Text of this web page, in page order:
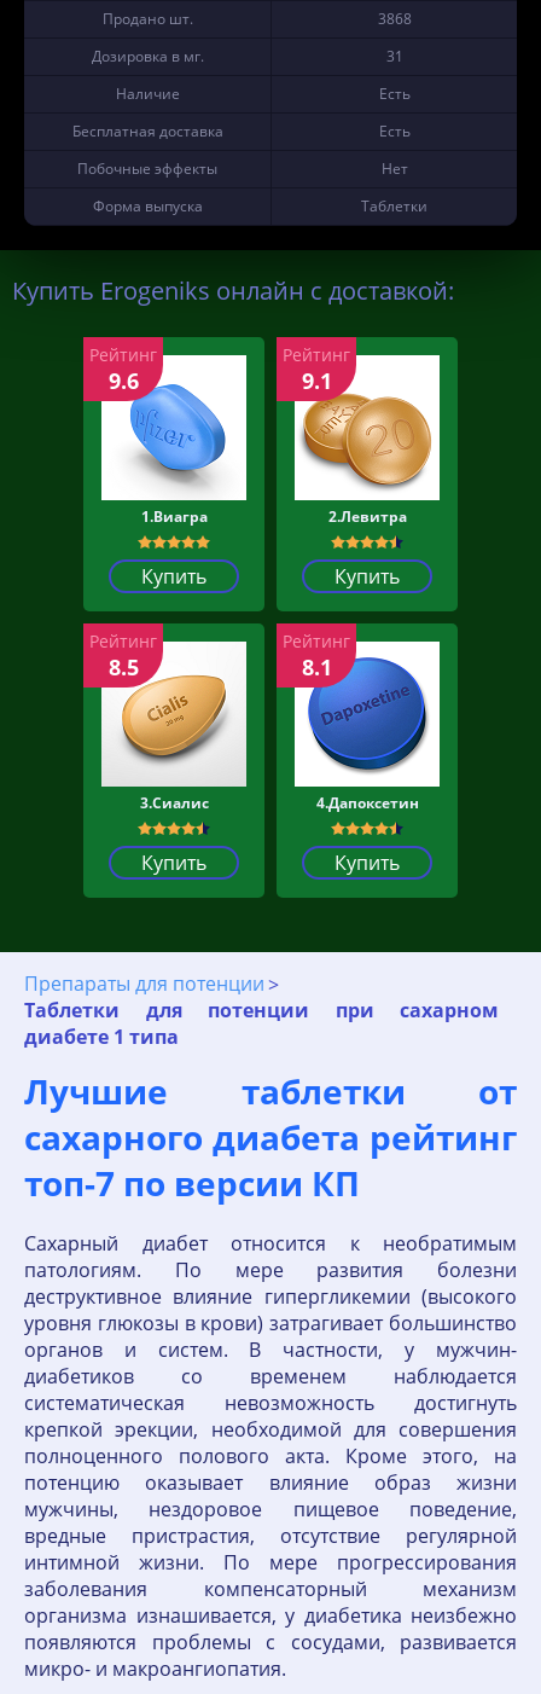
Продано шт.
3868
Дозировка в мг.
31
Наличие
Есть
Бесплатная доставка
Есть
Побочные эффекты
Нет
Форма выпуска
Таблетки
Купить Erogeniks онлайн с доставкой:
1.Виагра
Купить
Рейтинг
9.6
2.Левитра
Купить
Рейтинг
9.1
3.Сиалис
Купить
Рейтинг
8.5
4.Дапоксетин
Купить
Рейтинг
8.1
Препараты для потенции
Таблетки для потенции при сахарном
диабете 1 типа
Лучшие таблетки от
сахарного диабета рейтинг
топ-7 по версии КП
Сахарный диабет относится к необратимым
патологиям. По мере развития болезни
деструктивное влияние гипергликемии (высокого
уровня глюкозы в крови) затрагивает большинство
органов и систем. В частности, у мужчин-
диабетиков со временем наблюдается
систематическая невозможность достигнуть
крепкой эрекции, необходимой для совершения
полноценного полового акта. Кроме этого, на
потенцию оказывает влияние образ жизни
мужчины, нездоровое пищевое поведение,
вредные пристрастия, отсутствие регулярной
интимной жизни. По мере прогрессирования
заболевания компенсаторный механизм
организма изнашивается, у диабетика неизбежно
появляются проблемы с сосудами, развивается
микро- и макроангиопатия.